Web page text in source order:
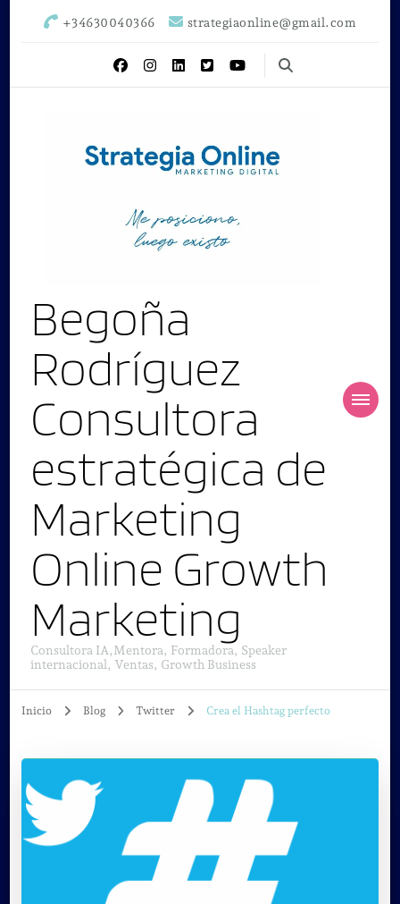
+34630040366 strategiaonline@gmail.com
Begoña
Rodríguez
Consultora
estratégica de
Marketing
Online Growth
Marketing
Consultora IA,Mentora, Formadora, Speaker
internacional, Ventas, Growth Business
Inicio Blog Twitter Crea el Hashtag perfecto